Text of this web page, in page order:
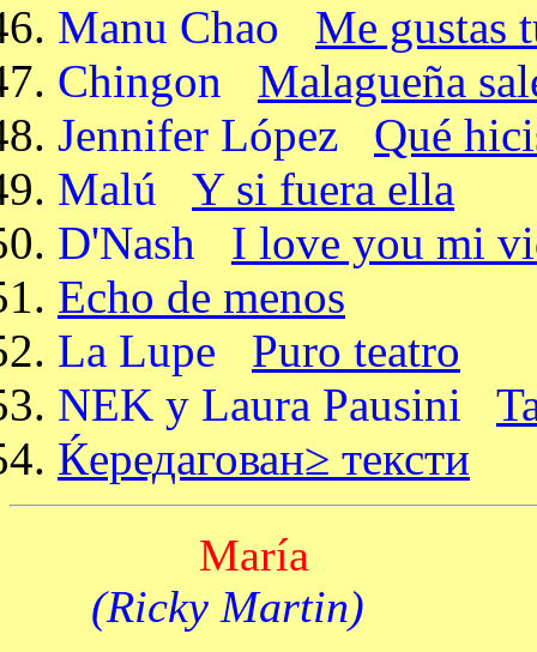
Manu Chao
Me gustas
Chingon
Malagueña
Jennifer López
Qué
Malú
Y si fuera ella
D'Nash
I love you mi
Echo de menos
La Lupe
Puro teatro
NEK y Laura Pausini
Ќередагован≥ тексти
María
(Ricky Martin)